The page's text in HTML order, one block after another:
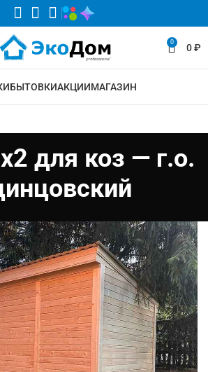
0 0₽
БЫТОВКИАКЦИИМАГАЗИН
для коз — г.о.